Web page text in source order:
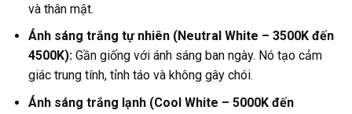
và thân mật.
Ánh sáng trắng tự nhiên (Neutral White – 3500K đến
4500K):Gần giống với ánh sáng ban ngày. Nó tạo cảm
giác trung tính, tỉnh táo và không gây chói.
Ánh sáng trắng lạnh (Cool White – 5000K đến